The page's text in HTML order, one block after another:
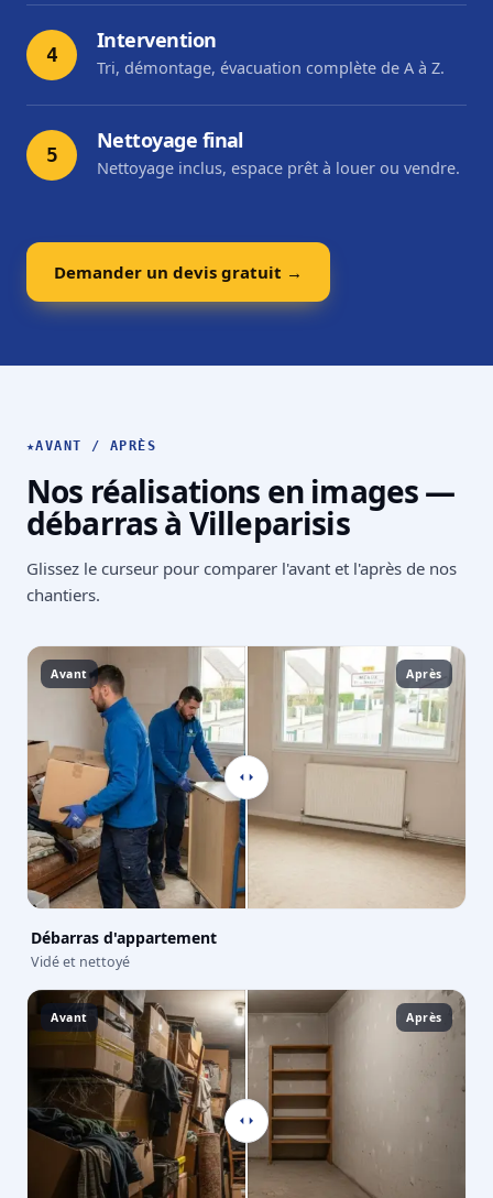
4
Intervention
Tri, démontage, évacuation complète de A à Z.
5
Nettoyage final
Nettoyage inclus, espace prêt à louer ou vendre.
Demander un devis gratuit →
★AVANT / APRÈS
Nos réalisations en images —
débarras à Villeparisis
Glissez le curseur pour comparer l'avant et l'après de nos
chantiers.
Avant Après
Débarras d'appartement
Vidé et nettoyé
Avant Après